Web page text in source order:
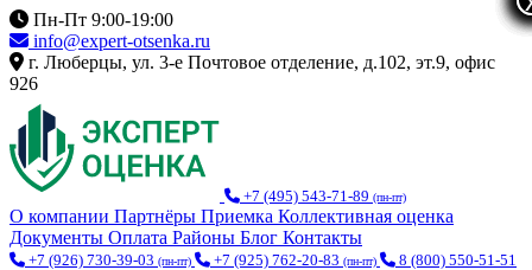
Пн-Пт 9:00-19:00
info@expert-otsenka.ru
г. Люберцы, ул. 3-е Почтовое отделение, д.102, эт.9, офис
926
+7 (495) 543-71-89 (пн-пт)
О компании Партнёры Приемка Коллективная оценка
Документы Оплата Районы Блог Контакты
+7 (926) 730-39-03 (пн-пт) +7 (925) 762-20-83 (пн-пт) 8 (800) 550-51-51